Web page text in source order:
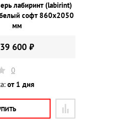
лабиринт (labirint)
софт 860х2050
мм
39 600 ₽
0
от 1 дня